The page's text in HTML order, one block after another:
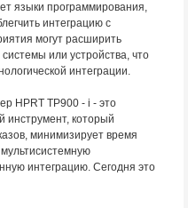
языки программирования,
интеграцию с
могут расширить
или устройства, что
интеграции.
HPRT TP900 - i - это
инструмент, который
минимизирует время
интеграцию. Сегодня это